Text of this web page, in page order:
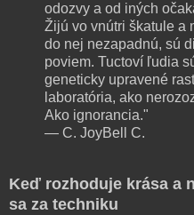
odozvy a od iných
Žijú vo vnútri škatule a
do nej nezapadnú, sú
poviem. Tuctoví ľudia
geneticky upravené
laboratória, ako
Ako ignorancia."
— C. JoyBell C.
Keď rozhoduje krása a
sa za techniku